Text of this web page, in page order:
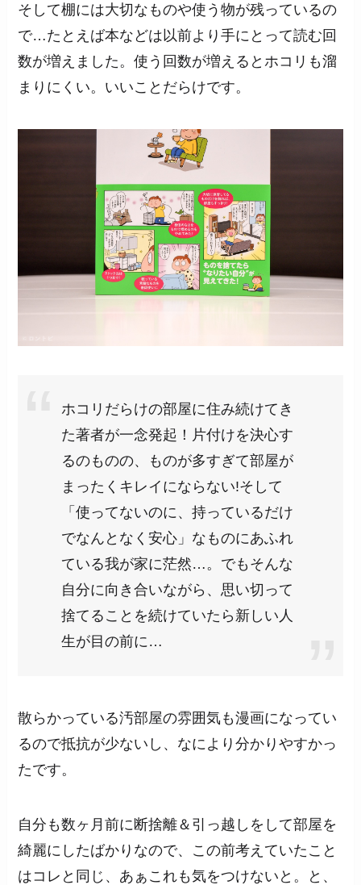
そして棚には大切なものや使う物が残っているの
で…たとえば本などは以前より手にとって読む回
数が増えました。使う回数が増えるとホコリも溜
まりにくい。いいことだらけです。
ホコリだらけの部屋に住み続けてき
た著者が一念発起！片付けを決心す
るのものの、ものが多すぎて部屋が
まったくキレイにならない!そして
「使ってないのに、持っているだけ
でなんとなく安心」なものにあふれ
ている我が家に茫然…。でもそんな
自分に向き合いながら、思い切って
捨てることを続けていたら新しい人
生が目の前に…
散らかっている汚部屋の雰囲気も漫画になってい
るので抵抗が少ないし、なにより分かりやすかっ
たです。
自分も数ヶ月前に断捨離＆引っ越しをして部屋を
綺麗にしたばかりなので、この前考えていたこと
はコレと同じ、あぁこれも気をつけないと。と、